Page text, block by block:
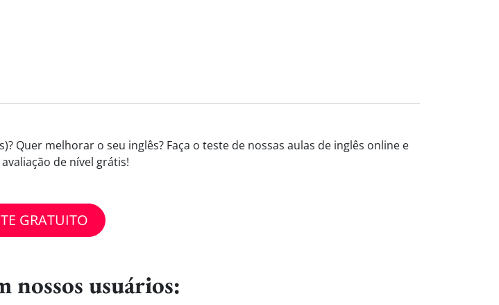
Quer melhorar o seu inglês? Faça o teste de nossas aulas de inglês online e
de nível grátis!
GRATUITO
nossos usuários: